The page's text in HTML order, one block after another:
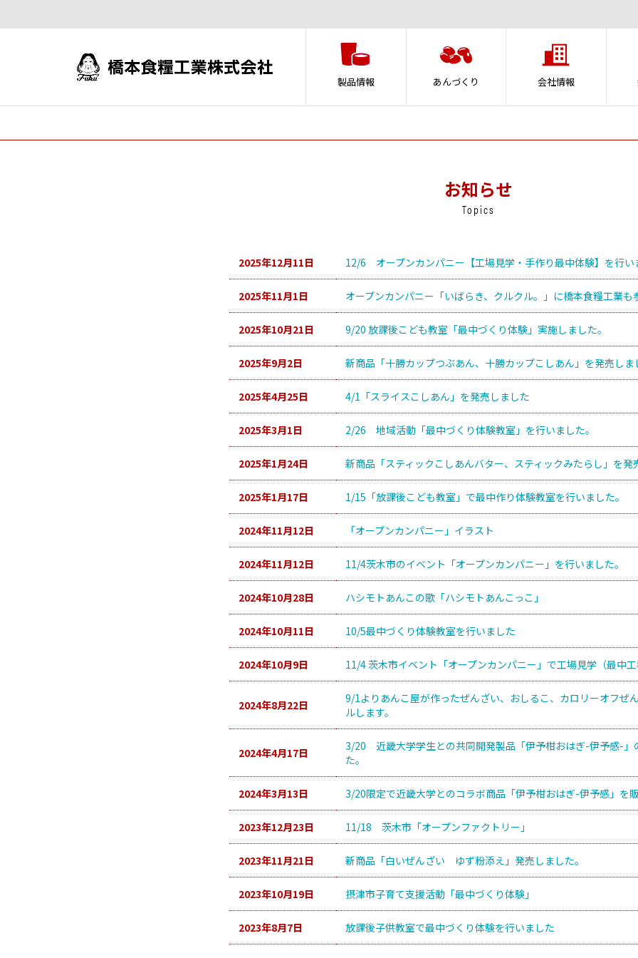
製品情報 あんづくり 会社情報
お知らせ
Topics
2025年12月11日 12/6 オープンカンパニー【工場見学・手作り最中体験】を行い
2025年11月1日 オープンカンパニー「いばらき、クルクル。」に橋本食糧工業
2025年10月21日 9/20 放課後こども教室「最中づくり体験」実施しました。
2025年9月2日 新商品「十勝カップつぶあん、十勝カップこしあん」を発売しま
2025年4月25日 4/1「スライスこしあん」を発売しました
2025年3月1日 2/26 地域活動「最中づくり体験教室」を行いました。
2025年1月24日 新商品「スティックこしあんバター、スティックみたらし」を発
2025年1月17日 1/15「放課後こども教室」で最中作り体験教室を行いました。
2024年11月12日 「オープンカンパニー」イラスト
2024年11月12日 11/4茨木市のイベント「オープンカンパニー」を行いました。
2024年10月28日 ハシモトあんこの歌「ハシモトあんこっこ」
2024年10月11日 10/5最中づくり体験教室を行いました
2024年10月9日 11/4 茨木市イベント「オープンカンパニー」で工場見学（最中
2024年8月22日
9/1よりあんこ屋が作ったぜんざい、おしるこ、カロリーオフぜ
ルします。
2024年4月17日
3/20 近畿大学学生との共同開発製品「伊予柑おはぎ-伊予感-」
た。
2024年3月13日 3/20限定で近畿大学とのコラボ商品「伊予柑おはぎ-伊予感」を販
2023年12月23日 11/18 茨木市「オープンファクトリー」
2023年11月21日 新商品「白いぜんざい ゆず粉添え」発売しました。
2023年10月19日 摂津市子育て支援活動「最中づくり体験」
2023年8月7日 放課後子供教室で最中づくり体験を行いました